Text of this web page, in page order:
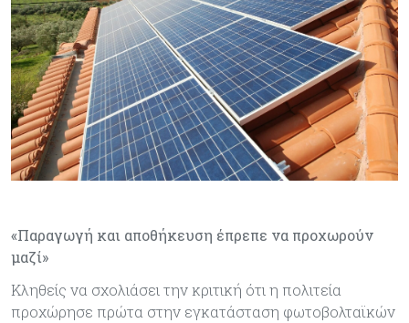
«Παραγωγή και αποθήκευση έπρεπε να προχωρούν
μαζί»
Κληθείς να σχολιάσει την κριτική ότι η πολιτεία
προχώρησε πρώτα στην εγκατάσταση φωτοβολταϊκών